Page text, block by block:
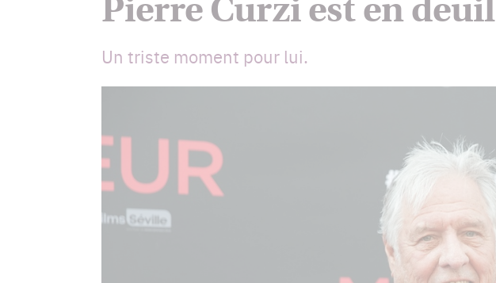
Pierre Curzi est en deuil
Un triste moment pour lui.